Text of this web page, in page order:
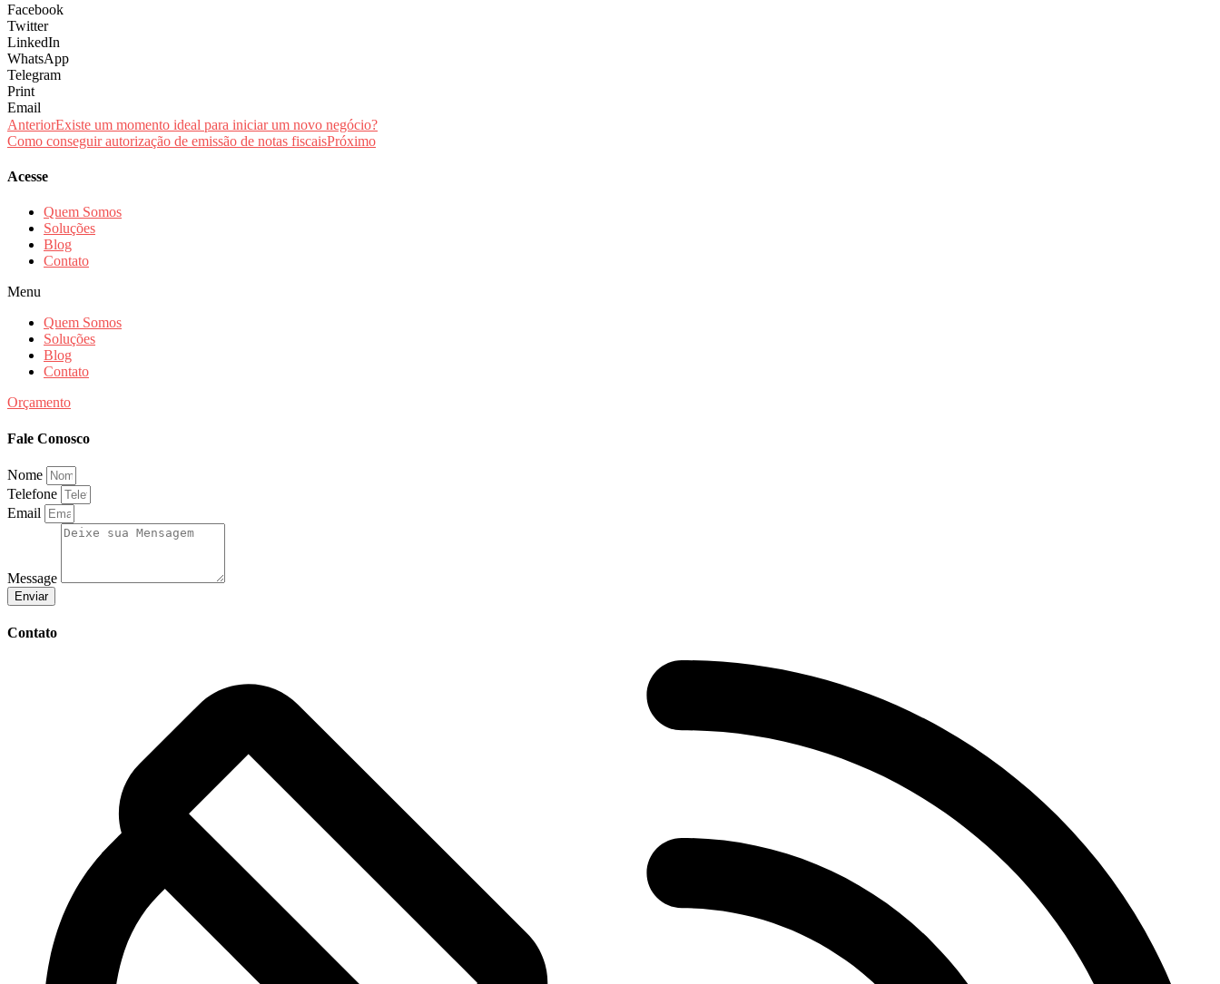
Facebook
Twitter
LinkedIn
WhatsApp
Telegram
Print
Email
AnteriorExiste um momento ideal para iniciar um novo negócio?
Como conseguir autorização de emissão de notas fiscaisPróximo
Acesse
Quem Somos
Soluções
Blog
Contato
Menu
Quem Somos
Soluções
Blog
Contato
Orçamento
Fale Conosco
Nome
Telefone
Email
Message
Enviar
Contato